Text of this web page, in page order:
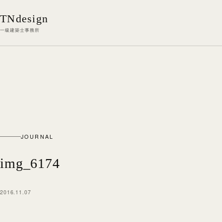
TNdesign
一級建築士事務所
JOURNAL
img_6174
2016.11.07